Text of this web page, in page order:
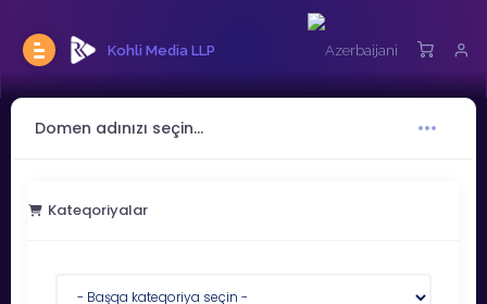
Kohli Media LLP
Domen adınızı seçin...
Kateqoriyalar